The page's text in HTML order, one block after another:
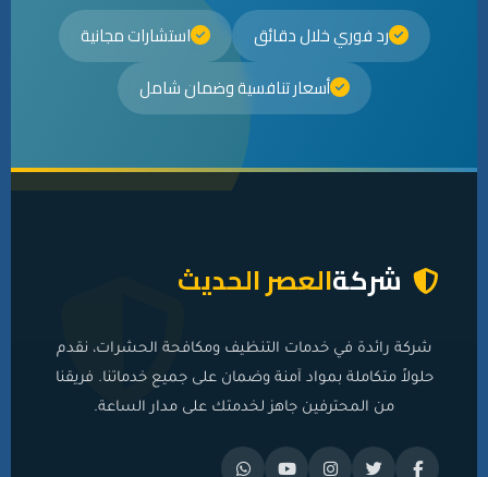
رد فوري خلال دقائق
استشارات مجانية
أسعار تنافسية وضمان شامل
شركةالعصر الحديث
شركة رائدة في خدمات التنظيف ومكافحة الحشرات، نقدم
حلولاً متكاملة بمواد آمنة وضمان على جميع خدماتنا. فريقنا
من المحترفين جاهز لخدمتك على مدار الساعة.